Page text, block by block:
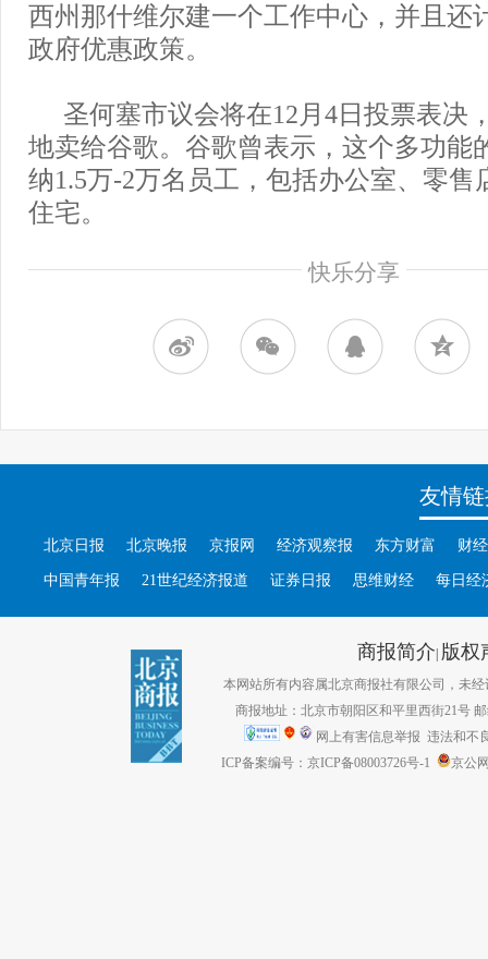
西州那什维尔建一个工作中心，并且还
政府优惠政策。
圣何塞市议会将在12月4日投票表决
地卖给谷歌。谷歌曾表示，这个多功能
纳1.5万-2万名员工，包括办公室、零售
住宅。
快乐分享
友情
北京日报 北京晚报 京报网 经济观察报 东方财富 财
中国青年报 21世纪经济报道 证券日报 思维财经 每日经
商报简介| 版权
本网站所有内容属北京商报社有限公司，未经
商报地址：北京市朝阳区和平里西街21号
网上有害信息举报 违法和不
ICP备案编号：京ICP备08003726号-1
京公